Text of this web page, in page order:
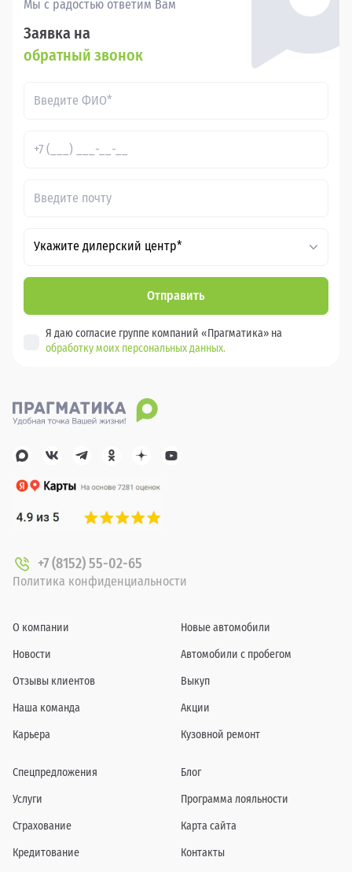
Мы с радостью ответим Вам
Заявка на
обратный звонок
Укажите дилерский центр*
Отправить
Я даю согласие группе компаний «Прагматика» на
обработку моих персональных данных.
+7 (8152) 55-02-65
Политика конфиденциальности
О компании
Новости
Отзывы клиентов
Наша команда
Карьера
Новые автомобили
Автомобили с пробегом
Выкуп
Акции
Кузовной ремонт
Спецпредложения
Услуги
Страхование
Кредитование
Блог
Программа лояльности
Карта сайта
Контакты